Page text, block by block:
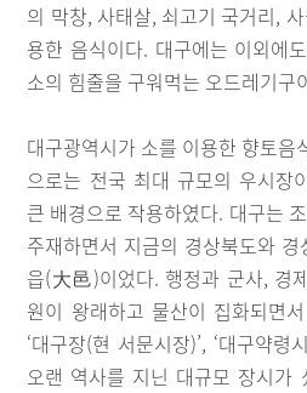
의 막창, 사태살, 쇠고기 국거리,
용한 음식이다. 대구에는 이외에
소의 힘줄을 구워먹는 오드레기구
대구광역시가 소를 이용한 향토음
으로는 전국 최대 규모의 우시장
큰 배경으로 작용하였다. 대구는
주재하면서 지금의 경상북도와
읍(大邑)이었다. 행정과 군사, 경
원이 왕래하고 물산이 집화되면
‘대구장(현 서문시장)’, ‘대구약
오랜 역사를 지닌 대규모 장시가